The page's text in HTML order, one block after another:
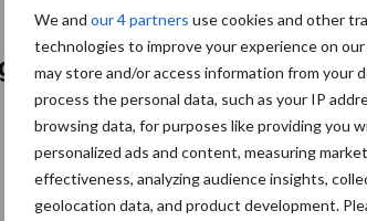
We and our 4 partners use cookies and other
technologies to improve your experience on
may store and/or access information from your
process the personal data, such as your IP
browsing data, for purposes like providing you
personalized ads and content, measuring
effectiveness, analyzing audience insights,
geolocation data, and product development.